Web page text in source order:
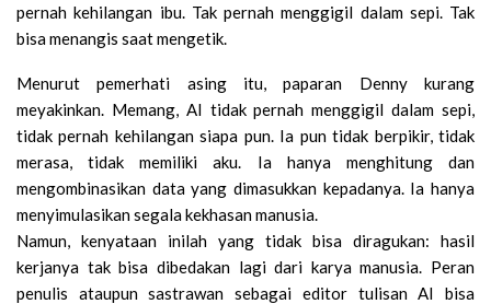
pernah kehilangan ibu. Tak pernah menggigil dalam sepi. Tak
bisa menangis saat mengetik.
Menurut pemerhati asing itu, paparan Denny kurang
meyakinkan. Memang, AI tidak pernah menggigil dalam sepi,
tidak pernah kehilangan siapa pun. Ia pun tidak berpikir, tidak
merasa, tidak memiliki aku. Ia hanya menghitung dan
mengombinasikan data yang dimasukkan kepadanya. Ia hanya
menyimulasikan segala kekhasan manusia.
Namun, kenyataan inilah yang tidak bisa diragukan: hasil
kerjanya tak bisa dibedakan lagi dari karya manusia. Peran
penulis ataupun sastrawan sebagai editor tulisan AI bisa